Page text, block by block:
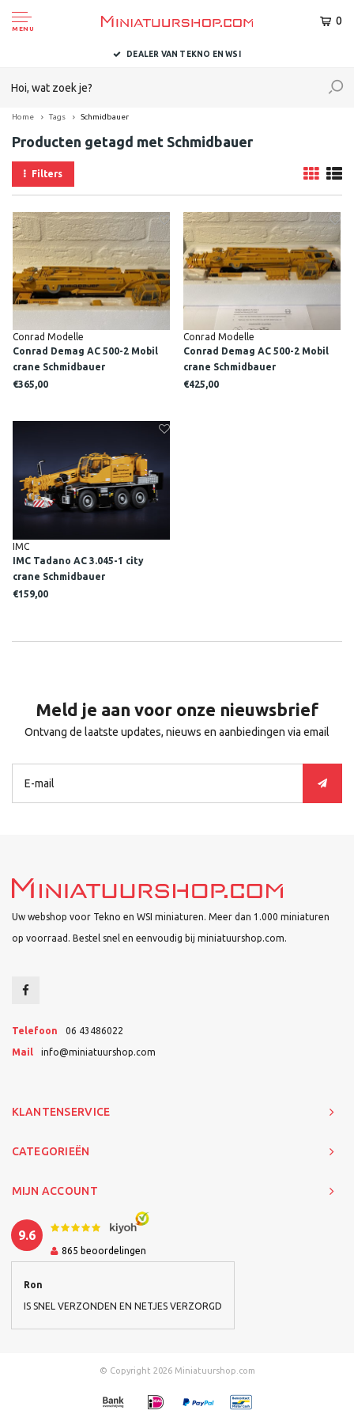
MENU
0
DEALER VAN TEKNO EN WSI
Home Tags Schmidbauer
Producten getagd met Schmidbauer
Filters
Conrad Modelle
Conrad Demag AC 500-2 Mobil
crane Schmidbauer
€365,00
Conrad Modelle
Conrad Demag AC 500-2 Mobil
crane Schmidbauer
€425,00
IMC
IMC Tadano AC 3.045-1 city
crane Schmidbauer
€159,00
Meld je aan voor onze nieuwsbrief
Ontvang de laatste updates, nieuws en aanbiedingen via email
Uw webshop voor Tekno en WSI miniaturen. Meer dan 1.000 miniaturen
op voorraad. Bestel snel en eenvoudig bij miniatuurshop.com.
Telefoon 06 43486022
Mail info@miniatuurshop.com
KLANTENSERVICE
CATEGORIEËN
MIJN ACCOUNT
9.6
865 beoordelingen
Ron
IS SNEL VERZONDEN EN NETJES VERZORGD
© Copyright 2026 Miniatuurshop.com